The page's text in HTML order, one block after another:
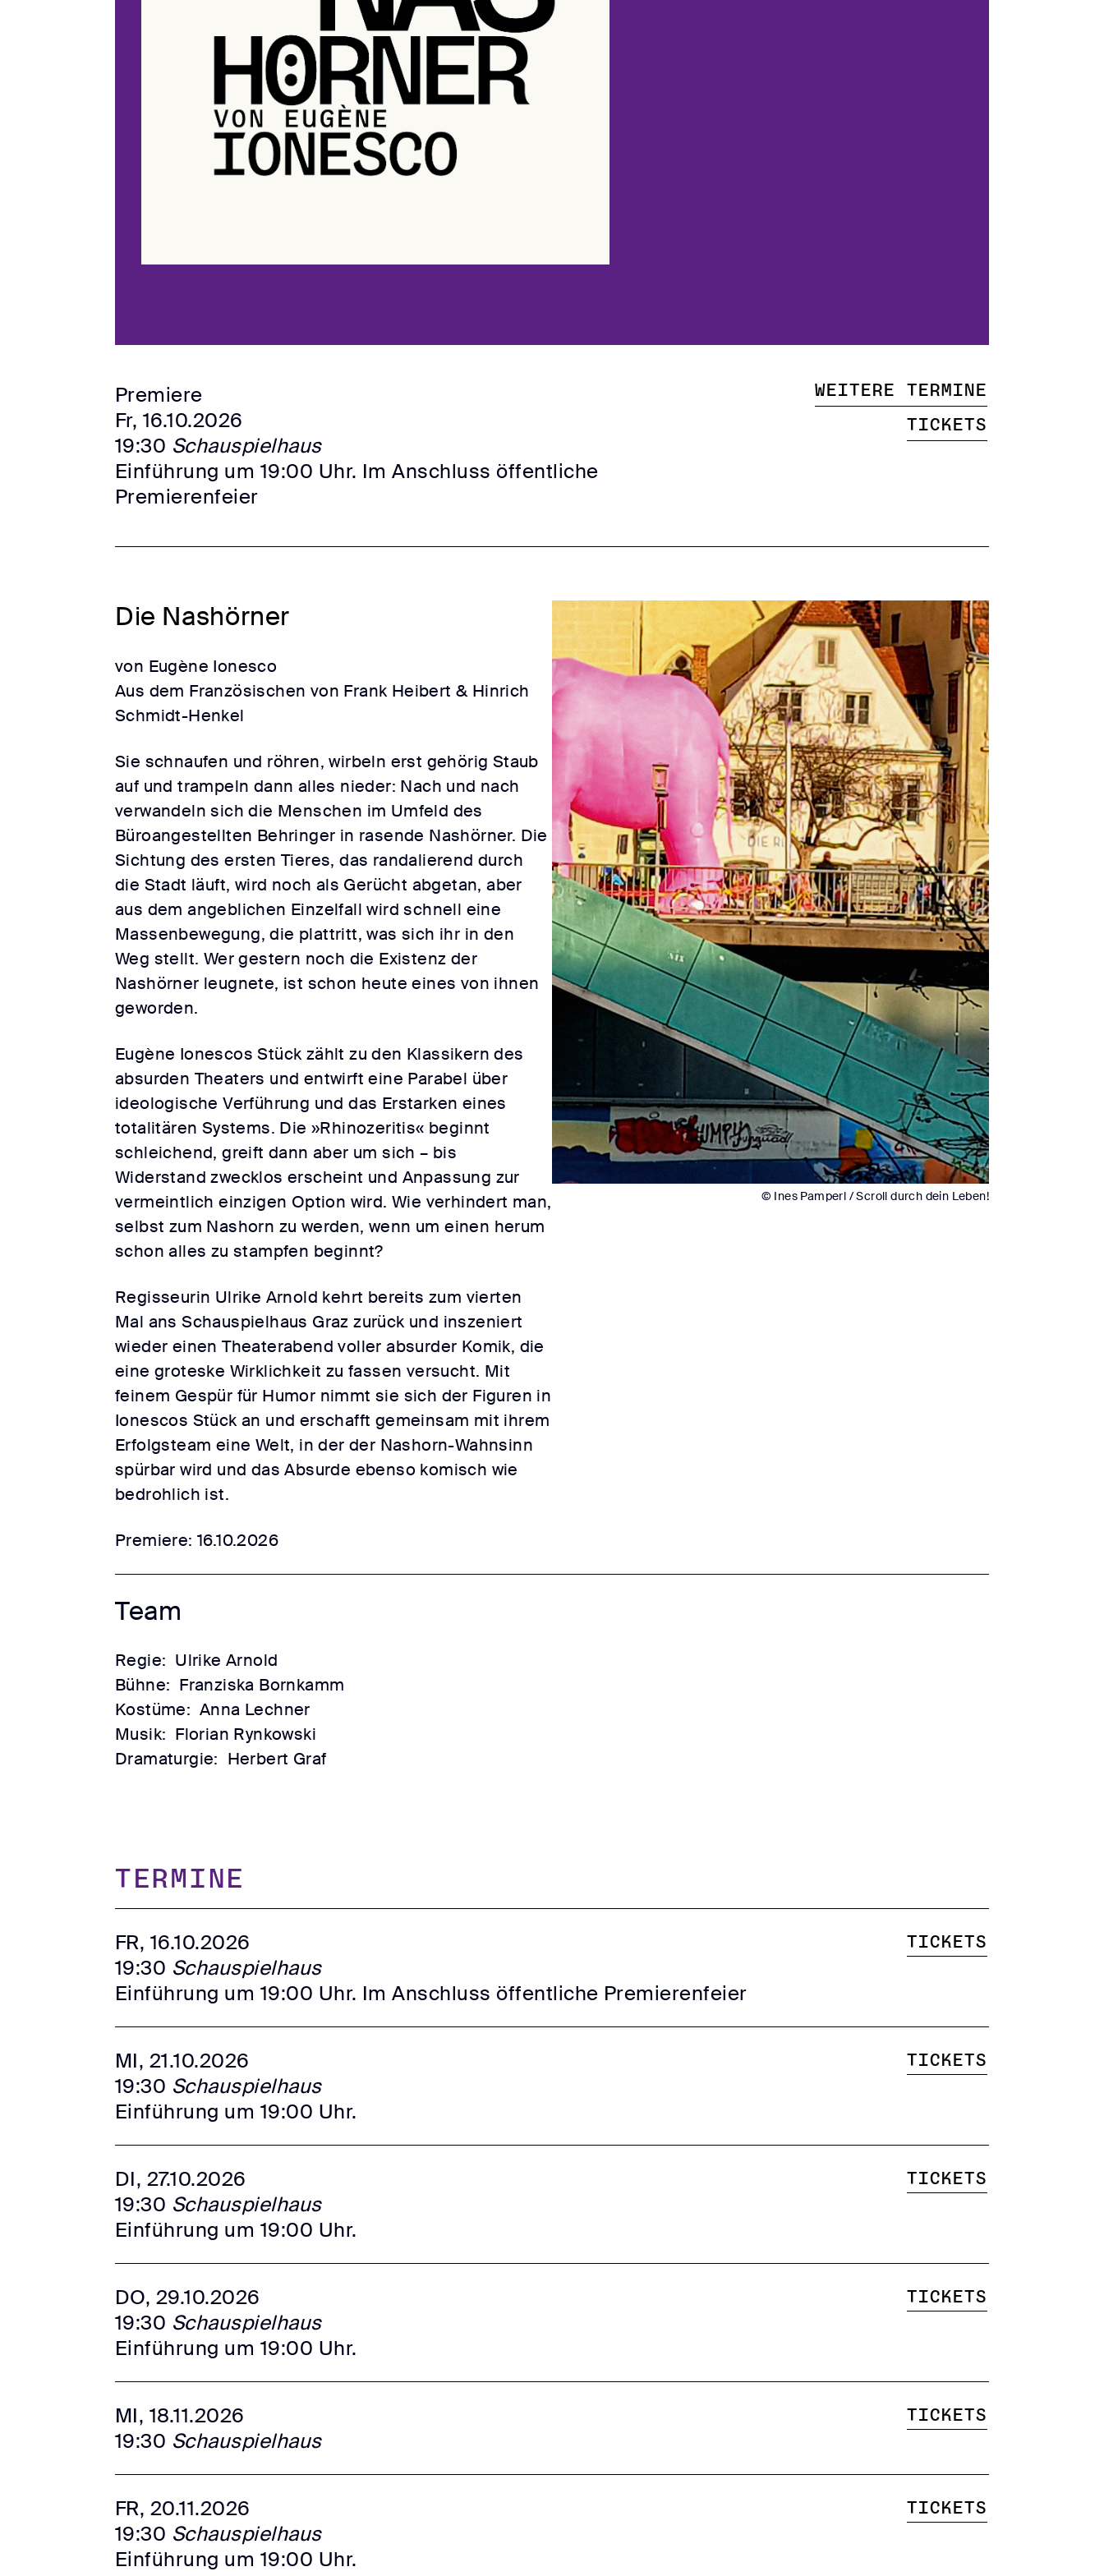
Premiere
Fr, 16.10.2026
19:30 Schauspielhaus
Einführung um 19:00 Uhr. Im Anschluss öffentliche
Premierenfeier
Weitere Termine
Tickets
Die Nashörner
von Eugène Ionesco
Aus dem Französischen von Frank Heibert & Hinrich
Schmidt-Henkel
Sie schnaufen und röhren, wirbeln erst gehörig Staub
auf und trampeln dann alles nieder: Nach und nach
verwandeln sich die Menschen im Umfeld des
Büroangestellten Behringer in rasende Nashörner. Die
Sichtung des ersten Tieres, das randalierend durch
die Stadt läuft, wird noch als Gerücht abgetan, aber
aus dem angeblichen Einzelfall wird schnell eine
Massenbewegung, die plattritt, was sich ihr in den
Weg stellt. Wer gestern noch die Existenz der
Nashörner leugnete, ist schon heute eines von ihnen
geworden.
Eugène Ionescos Stück zählt zu den Klassikern des
absurden Theaters und entwirft eine Parabel über
ideologische Verführung und das Erstarken eines
totalitären Systems. Die »Rhinozeritis« beginnt
schleichend, greift dann aber um sich – bis
Widerstand zwecklos erscheint und Anpassung zur
vermeintlich einzigen Option wird. Wie verhindert man,
selbst zum Nashorn zu werden, wenn um einen herum
schon alles zu stampfen beginnt?
Regisseurin Ulrike Arnold kehrt bereits zum vierten
Mal ans Schauspielhaus Graz zurück und inszeniert
wieder einen Theaterabend voller absurder Komik, die
eine groteske Wirklichkeit zu fassen versucht. Mit
feinem Gespür für Humor nimmt sie sich der Figuren in
Ionescos Stück an und erschafft gemeinsam mit ihrem
Erfolgsteam eine Welt, in der der Nashorn-Wahnsinn
spürbar wird und das Absurde ebenso komisch wie
bedrohlich ist.
Premiere: 16.10.2026
© Ines Pamperl / Scroll durch dein Leben!
Team
Regie: Ulrike Arnold
Bühne: Franziska Bornkamm
Kostüme: Anna Lechner
Musik: Florian Rynkowski
Dramaturgie: Herbert Graf
TERMINE
FR, 16.10.2026
19:30 Schauspielhaus
Einführung um 19:00 Uhr. Im Anschluss öffentliche Premierenfeier
Tickets
MI, 21.10.2026
19:30 Schauspielhaus
Einführung um 19:00 Uhr.
Tickets
DI, 27.10.2026
19:30 Schauspielhaus
Einführung um 19:00 Uhr.
Tickets
DO, 29.10.2026
19:30 Schauspielhaus
Einführung um 19:00 Uhr.
Tickets
MI, 18.11.2026
19:30 Schauspielhaus
Tickets
FR, 20.11.2026
19:30 Schauspielhaus
Einführung um 19:00 Uhr.
Tickets